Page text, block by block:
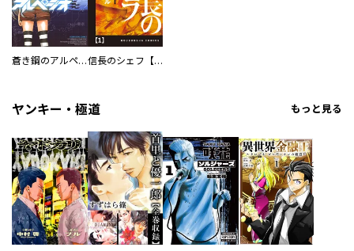
蒼き鋼のアルペジオ 信長のシェフ【単話版】
ヤンキー・極道 もっと見る